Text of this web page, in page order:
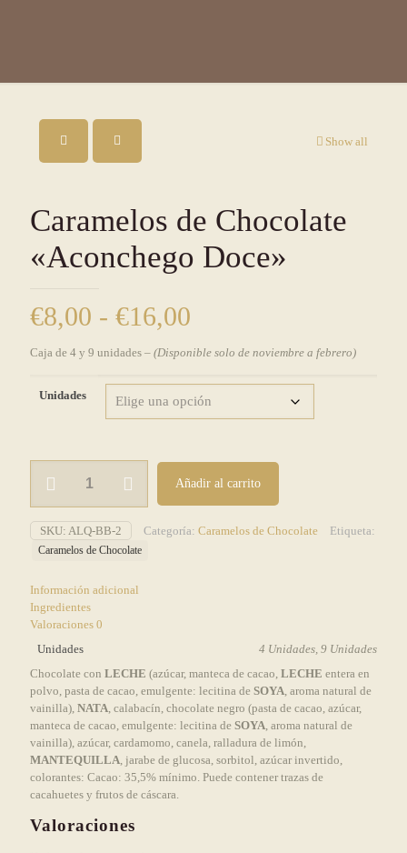
Show all
Caramelos de Chocolate
«Aconchego Doce»
€8,00 - €16,00
de
desde
€8,00
€16,00
Caja de 4 y 9 unidades – (Disponible solo de noviembre a febrero)
Unidades
Chocolate
"Aconchego
Doce"
cantidad
Añadir al carrito
SKU: ALQ-BB-2 Categoría: Caramelos de Chocolate Etiqueta:
Caramelos de Chocolate
Información adicional
Ingredientes
Valoraciones 0
Unidades
4 Unidades, 9 Unidades
Chocolate con LECHE (azúcar, manteca de cacao, LECHE entera en
polvo, pasta de cacao, emulgente: lecitina de SOYA, aroma natural de
vainilla), NATA, calabacín, chocolate negro (pasta de cacao, azúcar,
manteca de cacao, emulgente: lecitina de SOYA, aroma natural de
vainilla), azúcar, cardamomo, canela, ralladura de limón,
MANTEQUILLA, jarabe de glucosa, sorbitol, azúcar invertido,
colorantes: Cacao: 35,5% mínimo. Puede contener trazas de
cacahuetes y frutos de cáscara.
Valoraciones